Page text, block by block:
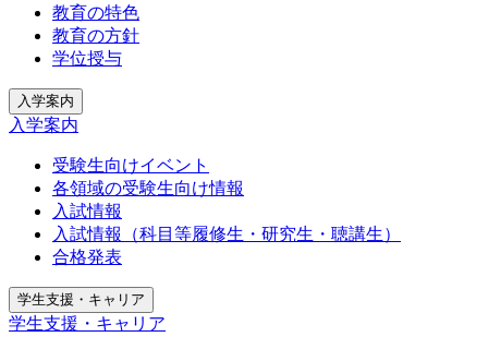
教育の特色
教育の方針
学位授与
入学案内
入学案内
受験生向けイベント
各領域の受験生向け情報
入試情報
入試情報（科目等履修生・研究生・聴講生）
合格発表
学生支援・キャリア
学生支援・キャリア